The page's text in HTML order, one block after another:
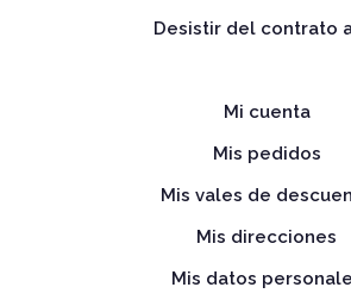
Desistir del contrato
Mi cuenta
Mis pedidos
Mis vales de
Mis direcciones
Mis datos